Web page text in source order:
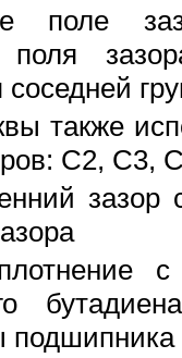
поле
поля
также
С2,
зазор
подшипника